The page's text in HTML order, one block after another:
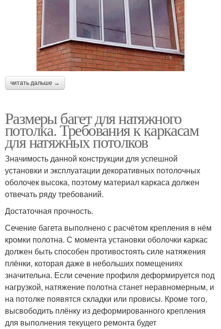
читать дальше →
Размеры багет для натяжного
потолка. Требования к каркасам
для натяжных потолков
Значимость данной конструкции для успешной
установки и эксплуатации декоративных потолочных
оболочек высока, поэтому материал каркаса должен
отвечать ряду требований.
Достаточная прочность.
Сечение багета выполнено с расчётом крепления в нём
кромки полотна. С момента установки оболочки каркас
должен быть способен противостоять силе натяжения
плёнки, которая даже в небольших помещениях
значительна. Если сечение профиля деформируется под
нагрузкой, натяжение полотна станет неравномерным, и
на потолке появятся складки или провисы. Кроме того,
высвободить плёнку из деформированного крепления
для выполнения текущего ремонта будет